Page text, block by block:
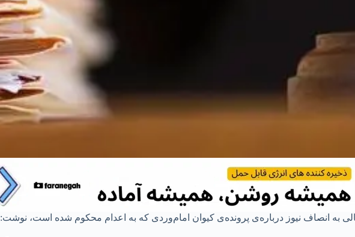
به انصاف نیوز درباره‌ی پرونده‌ی کیوان امام‌وردی که به اعدام محکوم شده است، نوشت: